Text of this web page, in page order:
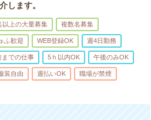
ます。
以上の大量募集 複数名募集
ふ歓迎 WEB登録OK 週4日勤務
までの仕事 5ｈ以内OK 午後のみOK
装自由 週払いOK 職場が禁煙